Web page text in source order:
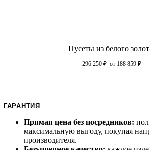
Пусеты из белого
296 250 ₽ от 188 859 ₽
ГАРАНТИЯ
Прямая цена без посредников:
максимальную выгоду, покупая
производителя.